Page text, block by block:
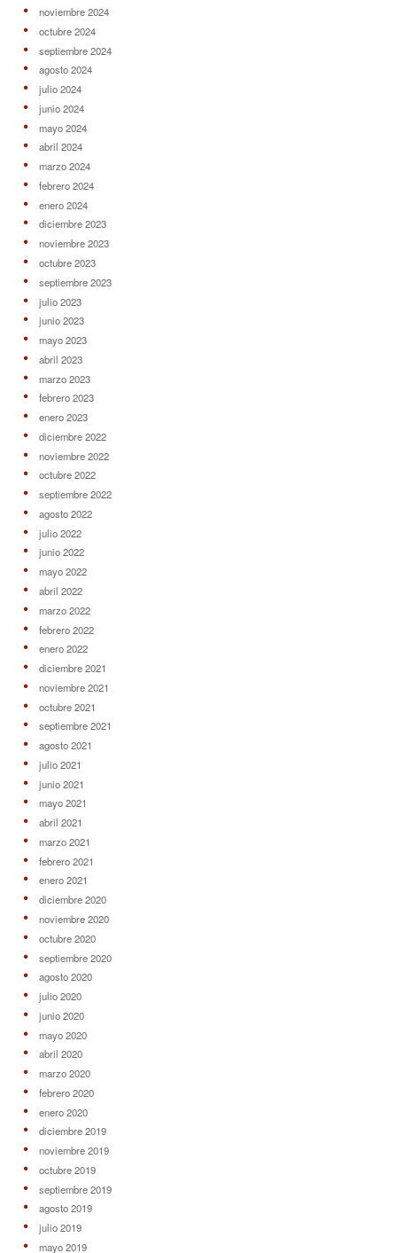
noviembre 2024
octubre 2024
septiembre 2024
agosto 2024
julio 2024
junio 2024
mayo 2024
abril 2024
marzo 2024
febrero 2024
enero 2024
diciembre 2023
noviembre 2023
octubre 2023
septiembre 2023
julio 2023
junio 2023
mayo 2023
abril 2023
marzo 2023
febrero 2023
enero 2023
diciembre 2022
noviembre 2022
octubre 2022
septiembre 2022
agosto 2022
julio 2022
junio 2022
mayo 2022
abril 2022
marzo 2022
febrero 2022
enero 2022
diciembre 2021
noviembre 2021
octubre 2021
septiembre 2021
agosto 2021
julio 2021
junio 2021
mayo 2021
abril 2021
marzo 2021
febrero 2021
enero 2021
diciembre 2020
noviembre 2020
octubre 2020
septiembre 2020
agosto 2020
julio 2020
junio 2020
mayo 2020
abril 2020
marzo 2020
febrero 2020
enero 2020
diciembre 2019
noviembre 2019
octubre 2019
septiembre 2019
agosto 2019
julio 2019
mayo 2019